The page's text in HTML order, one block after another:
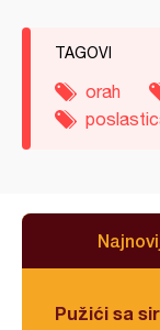
TAGOVI
orah
Pužići sa